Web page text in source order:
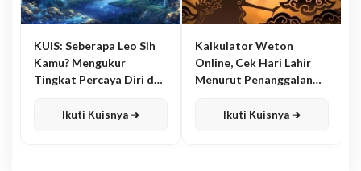
KUIS: Seberapa Leo Sih
Kamu? Mengukur
Tingkat Percaya Diri dan
Ikuti Kuisnya ➔
Kalkulator Weton
Online, Cek Hari Lahir
Menurut Penanggalan
Ikuti Kuisnya ➔